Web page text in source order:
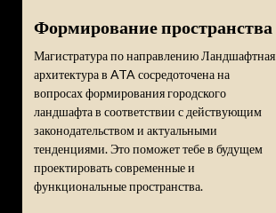
Формирование пространства
Магистратура по направлению Ландшафтная
архитектура в ATA сосредоточена на
вопросах формирования городского
ландшафта в соответствии с действующим
законодательством и актуальными
тенденциями. Это поможет тебе в будущем
проектировать современные и
функциональные пространства.